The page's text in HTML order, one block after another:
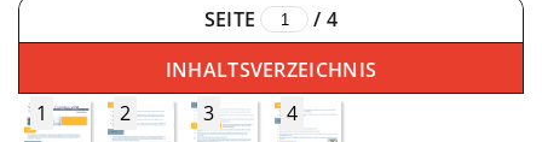
SEITE / 4
INHALTSVERZEICHNIS
1
2 3 4